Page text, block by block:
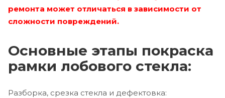
ремонта может отличаться в зависимости от
сложности повреждений.
Основные этапы покраска
рамки лобового стекла:
Разборка, срезка стекла и дефектовка: